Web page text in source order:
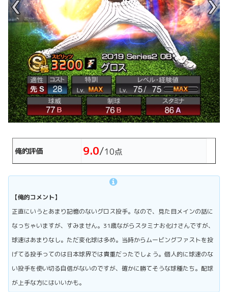
俺的評価 9.0/10点
【俺的コメント】
正直にいうとあまり記憶のないグロス投手。なので、見た目メインの話に
なっちゃいますが、すみません。31歳ながらスタミナお化けさんですが、
球速はあまりなし。ただ変化球は多め。当時からムービングファストを投
げてる投手ってのは日本球界では貴重だったでしょう。個人的に球速のな
い投手を使い切る自信がないのですが、確かに勝てそうな球種たち。配球
が上手な方にはいいかも。